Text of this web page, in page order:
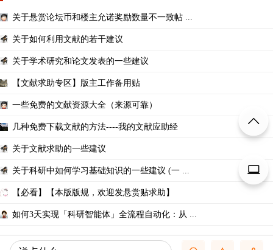
关于悬赏论坛币和楼主允诺奖励数量不一致帖 ...
关于如何利用文献的若干建议
关于学术研究和论文发表的一些建议
【文献求助专区】版主工作备用贴
一些免费的文献资源大全（来源可靠）
几种免费下载文献的方法----我的文献应助经
关于文献求助的一些建议
关于科研中如何学习基础知识的一些建议 (一 ...
【必看】【本版版规，欢迎发悬赏贴求助】
如何3天实现「科研智能体」全流程自动化：从 ...